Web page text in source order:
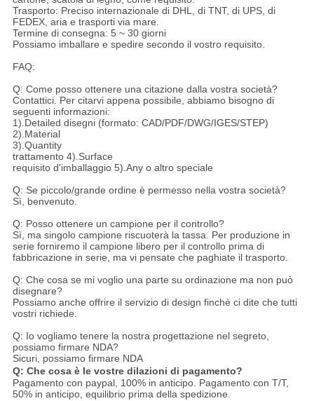
Trasporto: Preciso internazionale di DHL, di TNT, di UPS, di
FEDEX, aria e trasporti via mare.
Termine di consegna: 5 ~ 30 giorni
Possiamo imballare e spedire secondo il vostro requisito.
FAQ:
Q: Come posso ottenere una citazione dalla vostra società?
Contattici. Per citarvi appena possibile, abbiamo bisogno di
seguenti informazioni:
1).Detailed disegni (formato: CAD/PDF/DWG/IGES/STEP)
2).Material
3).Quantity
trattamento 4).Surface
requisito d'imballaggio 5).Any o altro speciale
Q: Se piccolo/grande ordine è permesso nella vostra società?
Sì, benvenuto.
Q: Posso ottenere un campione per il controllo?
Sì, ma singolo campione riscuoterà la tassa. Per produzione in
serie forniremo il campione libero per il controllo prima di
fabbricazione in serie, ma vi pensate che paghiate il trasporto.
Q: Che cosa se mi voglio una parte su ordinazione ma non può
disegnare?
Possiamo anche offrire il servizio di design finchè ci dite che tutti
vostri richiede.
Q: Io vogliamo tenere la nostra progettazione nel segreto,
possiamo firmare NDA?
Sicuri, possiamo firmare NDA
Q: Che cosa è le vostre dilazioni di pagamento?
Pagamento con paypal, 100% in anticipo. Pagamento con T/T,
50% in anticipo, equilibrio prima della spedizione.